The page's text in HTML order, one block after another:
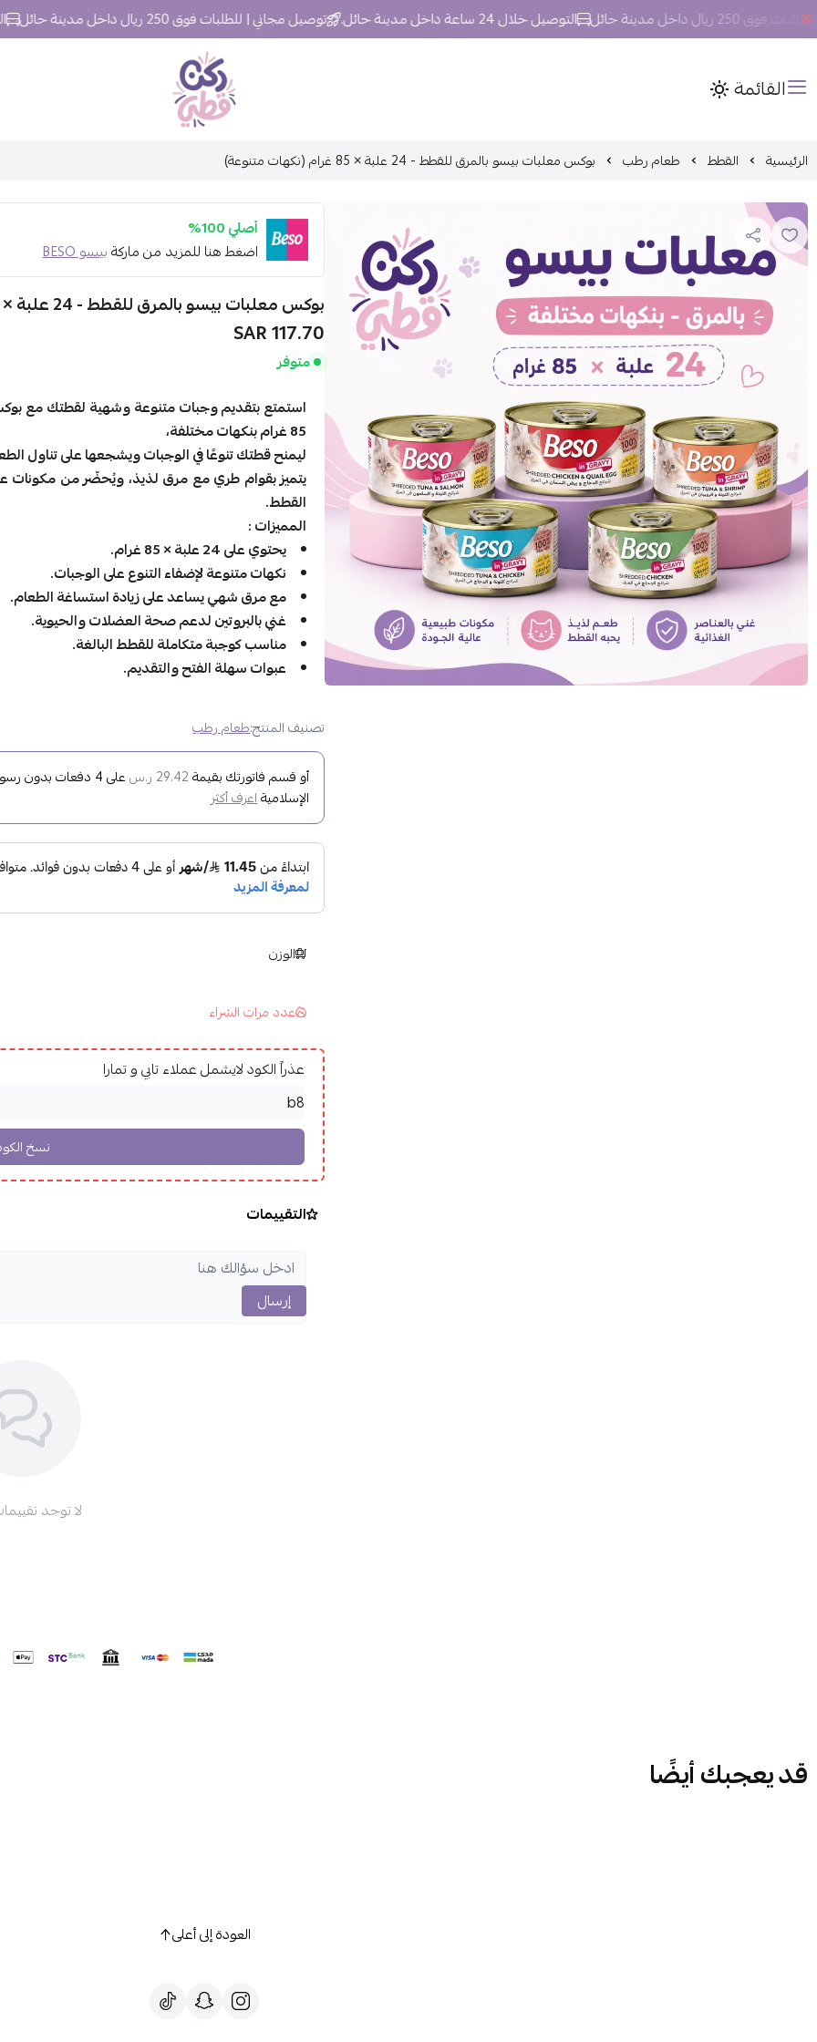
داخل مدينة حائل التوصيل خلال 24 ساعة داخل مدينة حائل. توصيل مجاني | للطلبات فوق 250 ريال داخل مدينة حائل
القائمة ركن قطي
الرئيسية القطط طعام رطب بوكس معلبات بيسو بالمرق للقطط - 24 علبة × 85 غرام (نكهات متنوعة)
أصلي 100%
اضغط هنا للمزيد من ماركةبيسو BESO
بوكس معلبات بيسو بالمرق للقطط - 24 علبة × 85 غرام (نكهات متنوعة)
117.70 SAR
متوفر
85 غرام بنكهات مختلفة،
ليمنح قطتك تنوعًا في الوجبات ويشجعها على تناول
يتميز بقوام طري مع مرق لذيذ، ويُحضّر من مكونات
القطط.
المميزات :
يحتوي على 24 علبة × 85 غرام.
نكهات متنوعة لإضفاء التنوع على الوجبات.
مع مرق شهي يساعد على زيادة استساغة الطعام.
غني بالبروتين لدعم صحة العضلات والحيوية.
مناسب كوجبة متكاملة للقطط البالغة.
عبوات سهلة الفتح والتقديم.
تصنيف المنتج:طعام رطب
أو قسم فاتورتك بقيمة 29.42 ر.س على4 دفعات بدون
الإسلاميةاعرف أكثر
الوزن
عدد مرات الشراء
عذراً الكود لايشمل عملاء تابي و تمارا
التقييمات
إرسال
لا توجد
قد يعجبك أيضًا
العودة إلى أعلى